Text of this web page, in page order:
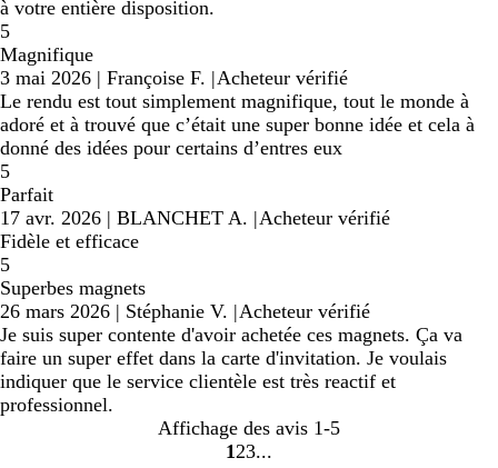
à votre entière disposition.
5
Magnifique
3 mai 2026 | Françoise F. |Acheteur vérifié
Le rendu est tout simplement magnifique, tout le monde à
adoré et à trouvé que c’était une super bonne idée et cela à
donné des idées pour certains d’entres eux
5
Parfait
17 avr. 2026 | BLANCHET A. |Acheteur vérifié
Fidèle et efficace
5
Superbes magnets
26 mars 2026 | Stéphanie V. |Acheteur vérifié
Je suis super contente d'avoir achetée ces magnets. Ça va
faire un super effet dans la carte d'invitation. Je voulais
indiquer que le service clientèle est très reactif et
professionnel.
Affichage des avis 1-5
Accéder
1 Accéder
2 Accéder
3